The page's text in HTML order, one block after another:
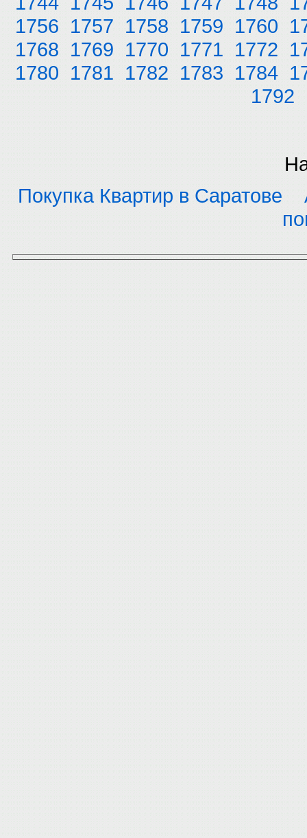
1756 1757 1758 1759 1760
1768 1769 1770 1771 1772
1780 1781 1782 1783 1784
1792
Покупка Квартир в Саратове